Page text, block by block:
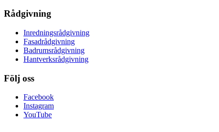
Rådgivning
Inredningsrådgivning
Fasadrådgivning
Badrumsrådgivning
Hantverksrådgivning
Följ oss
Facebook
Instagram
YouTube